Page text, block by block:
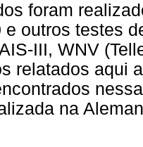
foram
e outros testes
III, WNV
relatados aqui
na